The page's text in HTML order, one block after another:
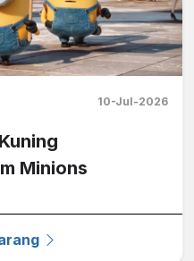
10-Jul-2026
Minions